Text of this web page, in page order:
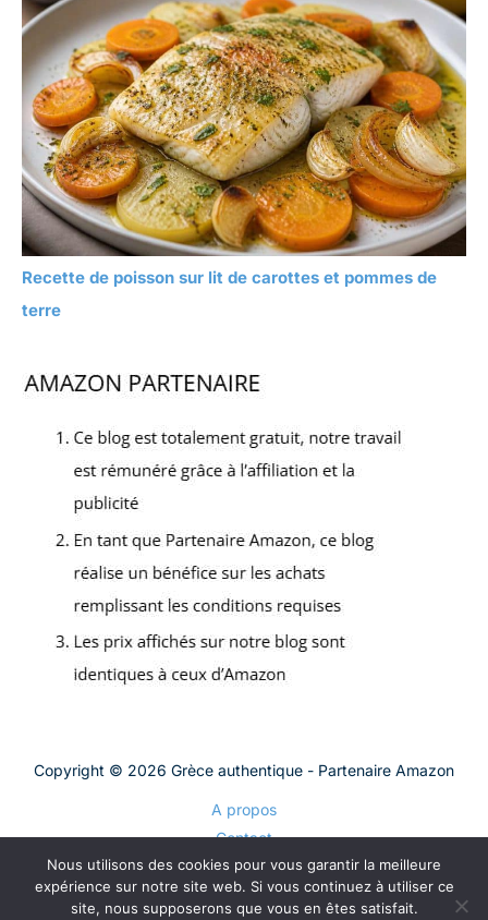
Recette de poisson sur lit de carottes et pommes de
terre
Copyright © 2026 Grèce authentique - Partenaire Amazon
A propos
Contact
Plan du site
Mentions légales
Nous utilisons des cookies pour vous garantir la meilleure
expérience sur notre site web. Si vous continuez à utiliser ce
site, nous supposerons que vous en êtes satisfait.